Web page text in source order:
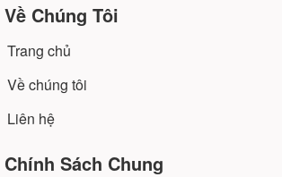
Về Chúng Tôi
Trang chủ
Về chúng tôi
Liên hệ
Chính Sách Chung